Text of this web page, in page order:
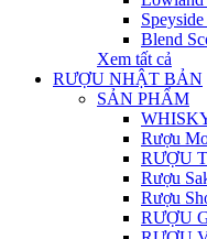
Blend
Xem tất cả
RƯỢU NHẬT BẢN
SẢN PHẨM
Rượu
RƯỢU
Rượu
Rượu
RƯỢU